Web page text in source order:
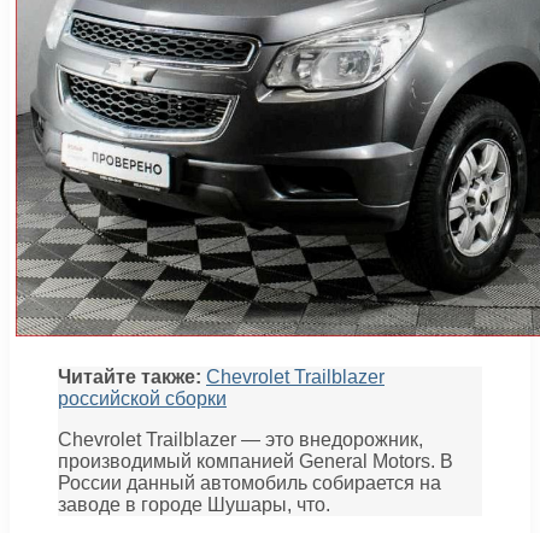
Читайте также: Chevrolet Trailblazer
российской сборки
Chevrolet Trailblazer — это внедорожник,
производимый компанией General Motors. В
России данный автомобиль собирается на
заводе в городе Шушары, что.